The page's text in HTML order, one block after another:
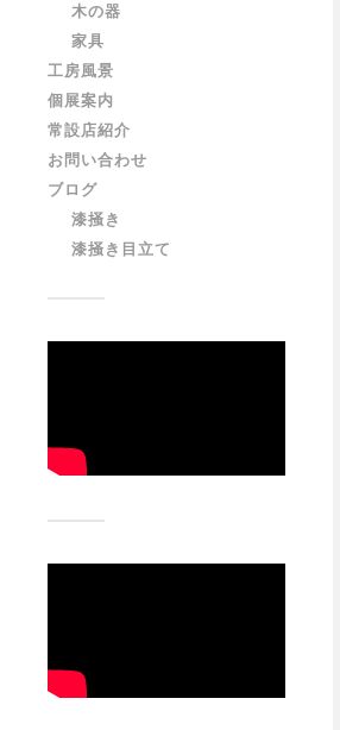
木の器
家具
工房風景
個展案内
常設店紹介
お問い合わせ
ブログ
漆掻き
漆掻き目立て